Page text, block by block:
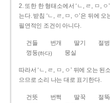
2. 또한 한 형태소에서 ‘ㄴ, ㄹ, ㅁ,
는다. 받침 ‘ㄴ, ㄹ, ㅁ, ㅇ’은 뒤에
필연적인 조건이 아니다.
건들 번개 딸기 절벙
껑둥(하다) 뭉실
따라서 ‘ㄴ, ㄹ, ㅁ, ㅇ’ 뒤에 오는
으므로 소리 나는 대로 표기한다.
건뜻 번쩍 딸꾹 절뚝